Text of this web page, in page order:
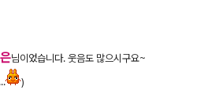
님이었습니다. 웃음도 많으시구요~
)